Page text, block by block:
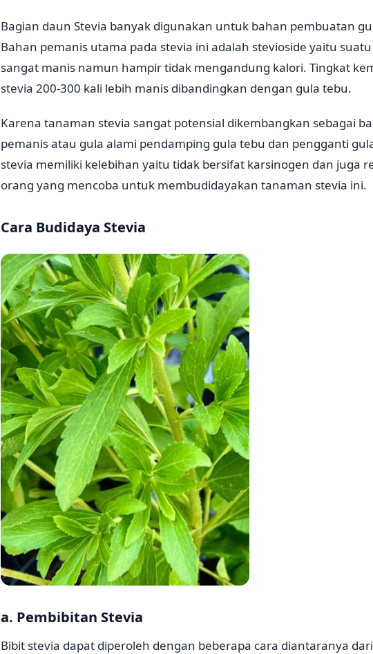
Bagian daun Stevia banyak digunakan untuk bahan pembuatan
Bahan pemanis utama pada stevia ini adalah stevioside yaitu
sangat manis namun hampir tidak mengandung kalori. Tingkat
stevia 200-300 kali lebih manis dibandingkan dengan gula tebu.
Karena tanaman stevia sangat potensial dikembangkan sebagai
pemanis atau gula alami pendamping gula tebu dan pengganti
stevia memiliki kelebihan yaitu tidak bersifat karsinogen dan juga
orang yang mencoba untuk membudidayakan tanaman stevia ini.
Cara Budidaya Stevia
a. Pembibitan Stevia
Bibit stevia dapat diperoleh dengan beberapa cara diantaranya